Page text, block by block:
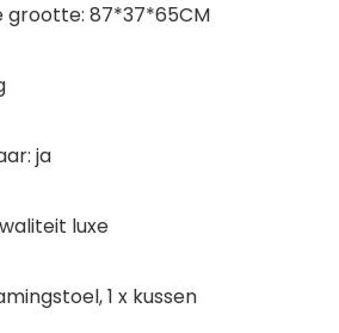
grootte: 87*37*65CM
ja
luxe
1 x kussen